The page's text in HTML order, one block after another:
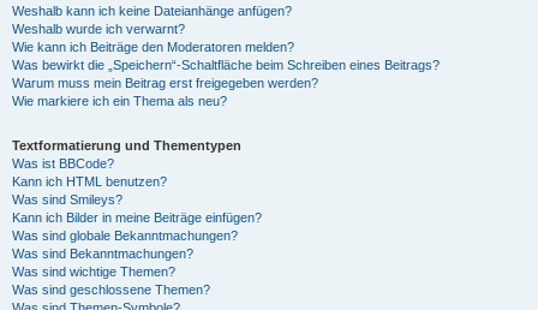
Weshalb kann ich keine Dateianhänge anfügen?
Weshalb wurde ich verwarnt?
Wie kann ich Beiträge den Moderatoren melden?
Was bewirkt die „Speichern“-Schaltfläche beim Schreiben eines Beitrags?
Warum muss mein Beitrag erst freigegeben werden?
Wie markiere ich ein Thema als neu?
Textformatierung und Thementypen
Was ist BBCode?
Kann ich HTML benutzen?
Was sind Smileys?
Kann ich Bilder in meine Beiträge einfügen?
Was sind globale Bekanntmachungen?
Was sind Bekanntmachungen?
Was sind wichtige Themen?
Was sind geschlossene Themen?